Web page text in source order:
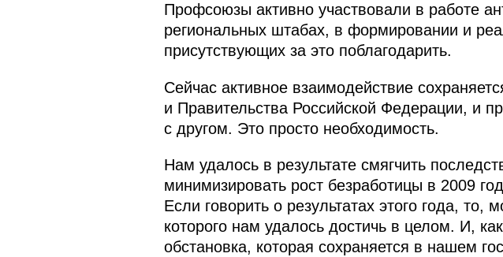
Профсоюзы активно участвовали в работе
региональных штабах, в формировании и
присутствующих за это поблагодарить.
Сейчас активное взаимодействие
и Правительства Российской Федерации, и
с другом. Это просто необходимость.
Нам удалось в результате смягчить
минимизировать рост безработицы в 2009
Если говорить о результатах этого года, то,
которого нам удалось достичь в целом. И,
обстановка, которая сохраняется в нашем